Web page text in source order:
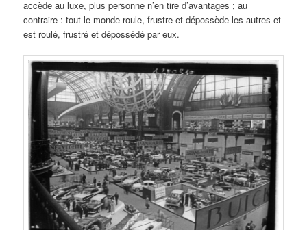
accède au luxe, plus personne n’en tire d’avantages ; au
contraire : tout le monde roule, frustre et dépossède les autres et
est roulé, frustré et dépossédé par eux.